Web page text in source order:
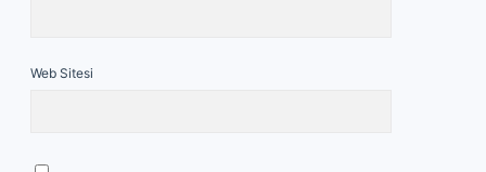
Web Sitesi